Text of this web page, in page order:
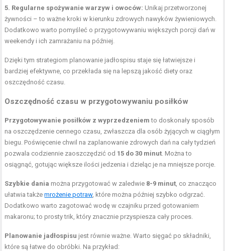
5. Regularne spożywanie warzyw i owoców: Unikaj przetworzonej
żywności – to ważne kroki w kierunku zdrowych nawyków żywieniowych.
Dodatkowo warto pomyśleć o przygotowywaniu większych porcji dań w
weekendy i ich zamrażaniu na później.
Dzięki tym strategiom planowanie jadłospisu staje się łatwiejsze i
bardziej efektywne, co przekłada się na lepszą jakość diety oraz
oszczędność czasu.
Oszczędność czasu w przygotowywaniu posiłków
Przygotowywanie posiłków z wyprzedzeniem to doskonały sposób
na oszczędzenie cennego czasu, zwłaszcza dla osób żyjących w ciągłym
biegu. Poświęcenie chwil na zaplanowanie zdrowych dań na cały tydzień
pozwala codziennie zaoszczędzić od 15 do 30 minut. Można to
osiągnąć, gotując większe ilości jedzenia i dzieląc je na mniejsze porcje.
Szybkie dania można przygotować w zaledwie 8-9 minut, co znacząco
ułatwia takżemrożenie potraw, które można później szybko odgrzać.
Dodatkowo warto zagotować wodę w czajniku przed gotowaniem
makaronu; to prosty trik, który znacznie przyspiesza cały proces.
Planowanie jadłospisu jest równie ważne. Warto sięgać po składniki,
które są łatwe do obróbki. Na przykład: